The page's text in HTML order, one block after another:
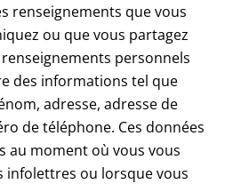
renseignements que vous
ou que vous partagez
personnels
des informations tel que
adresse, adresse de
de téléphone. Ces données
au moment où vous vous
infolettres ou lorsque vous